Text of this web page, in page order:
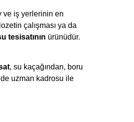
ve iş yerlerinin en
çalışması ya da
tesisatının ürünüdür.
, su kaçağından, boru
uzman kadrosu ile